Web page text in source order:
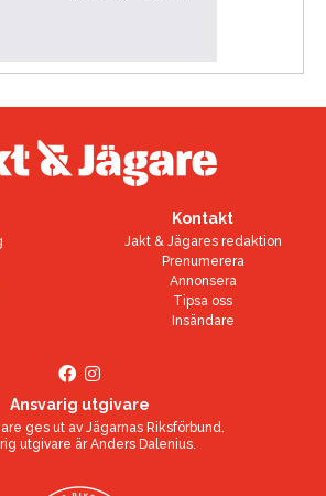
Kontakt
Jakt & Jägares redaktion
Prenumerera
Annonsera
Tipsa oss
Insändare
Ansvarig utgivare
ges ut av Jägarnas Riksförbund.
utgivare ärAnders Dalenius.